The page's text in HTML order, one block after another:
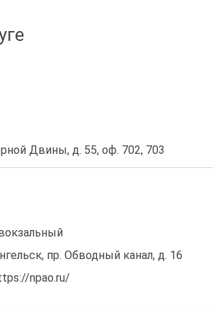
Двины, д. 55, оф. 702, 703
пр. Обводный канал, д. 16
npao.ru/